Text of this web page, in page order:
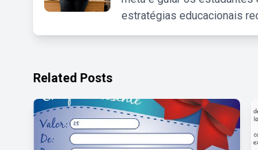
estratégias educacionais
Related Posts